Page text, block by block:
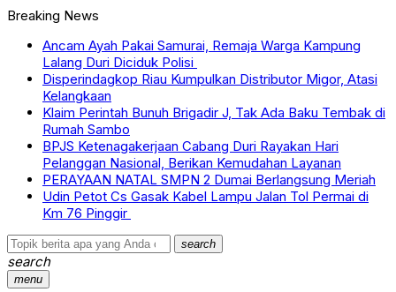
Breaking News
Ancam Ayah Pakai Samurai, Remaja Warga Kampung
Lalang Duri Diciduk Polisi
Disperindagkop Riau Kumpulkan Distributor Migor, Atasi
Kelangkaan
Klaim Perintah Bunuh Brigadir J, Tak Ada Baku Tembak di
Rumah Sambo
BPJS Ketenagakerjaan Cabang Duri Rayakan Hari
Pelanggan Nasional, Berikan Kemudahan Layanan
PERAYAAN NATAL SMPN 2 Dumai Berlangsung Meriah
Udin Petot Cs Gasak Kabel Lampu Jalan Tol Permai di
Km 76 Pinggir
search
search
menu